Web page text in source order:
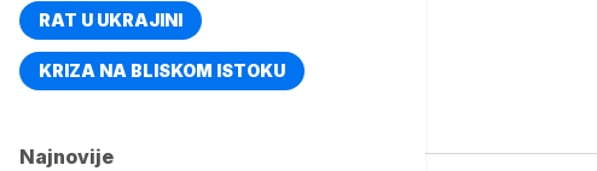
RAT U UKRAJINI
KRIZA NA BLISKOM ISTOKU
Najnovije
Vise o temi
Bolest